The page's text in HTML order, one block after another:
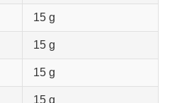
15 g
15 g
15 g
15 g